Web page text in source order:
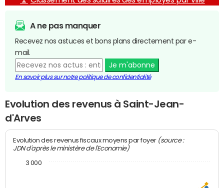
A ne pas manquer
Recevez nos astuces et bons plans directement par e-
mail.
Je m'abonne
En savoir plus sur notre politique de confidentialité
Evolution des revenus à Saint-Jean-
d'Arves
Evolution des revenus fiscaux moyens par foyer (source :
JDN d'après le ministère de l'Economie)
3 000